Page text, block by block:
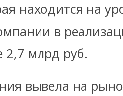
находится на
в
2,7 млрд руб.
вывела на